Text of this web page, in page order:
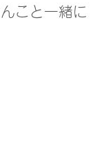
こと一緒に